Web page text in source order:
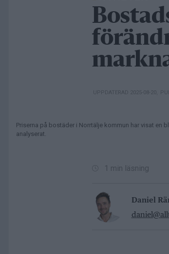
UPPDATERAD 2025-08-20 ,
Priserna på bostäder i Norrtälje kommun har visat
analyserat.
1 min läsning
Daniel